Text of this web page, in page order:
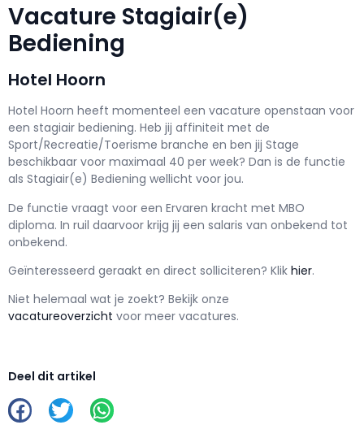
Vacature Stagiair(e)
Bediening
Hotel Hoorn
Hotel Hoorn heeft momenteel een vacature openstaan voor
een stagiair bediening. Heb jij affiniteit met de
Sport/Recreatie/Toerisme branche en ben jij Stage
beschikbaar voor maximaal 40 per week? Dan is de functie
als Stagiair(e) Bediening wellicht voor jou.
De functie vraagt voor een Ervaren kracht met MBO
diploma. In ruil daarvoor krijg jij een salaris van onbekend tot
onbekend.
Geïnteresseerd geraakt en direct solliciteren? Klik hier.
Niet helemaal wat je zoekt? Bekijk onze
vacatureoverzicht voor meer vacatures.
Deel dit artikel